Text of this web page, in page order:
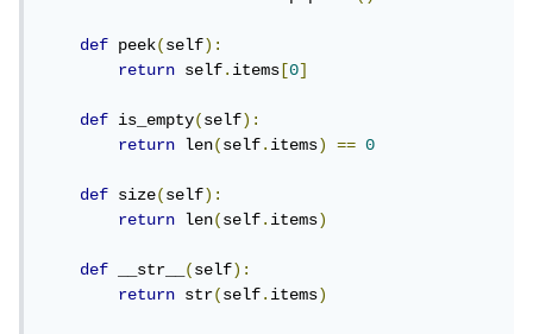
def peek(self):
return self.items [0]
def is_empty(self):
return len(self.items) == 0
def size(self):
return len(self.items)
def __str__(self):
return str(self.items)